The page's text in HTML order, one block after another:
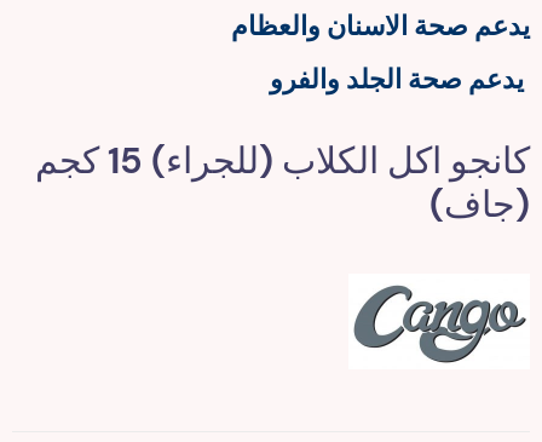
يدعم صحة الاسنان والعظام
يدعم صحة الجلد والفرو
كانجو اكل الكلاب (للجراء) 15 كجم
(جاف)